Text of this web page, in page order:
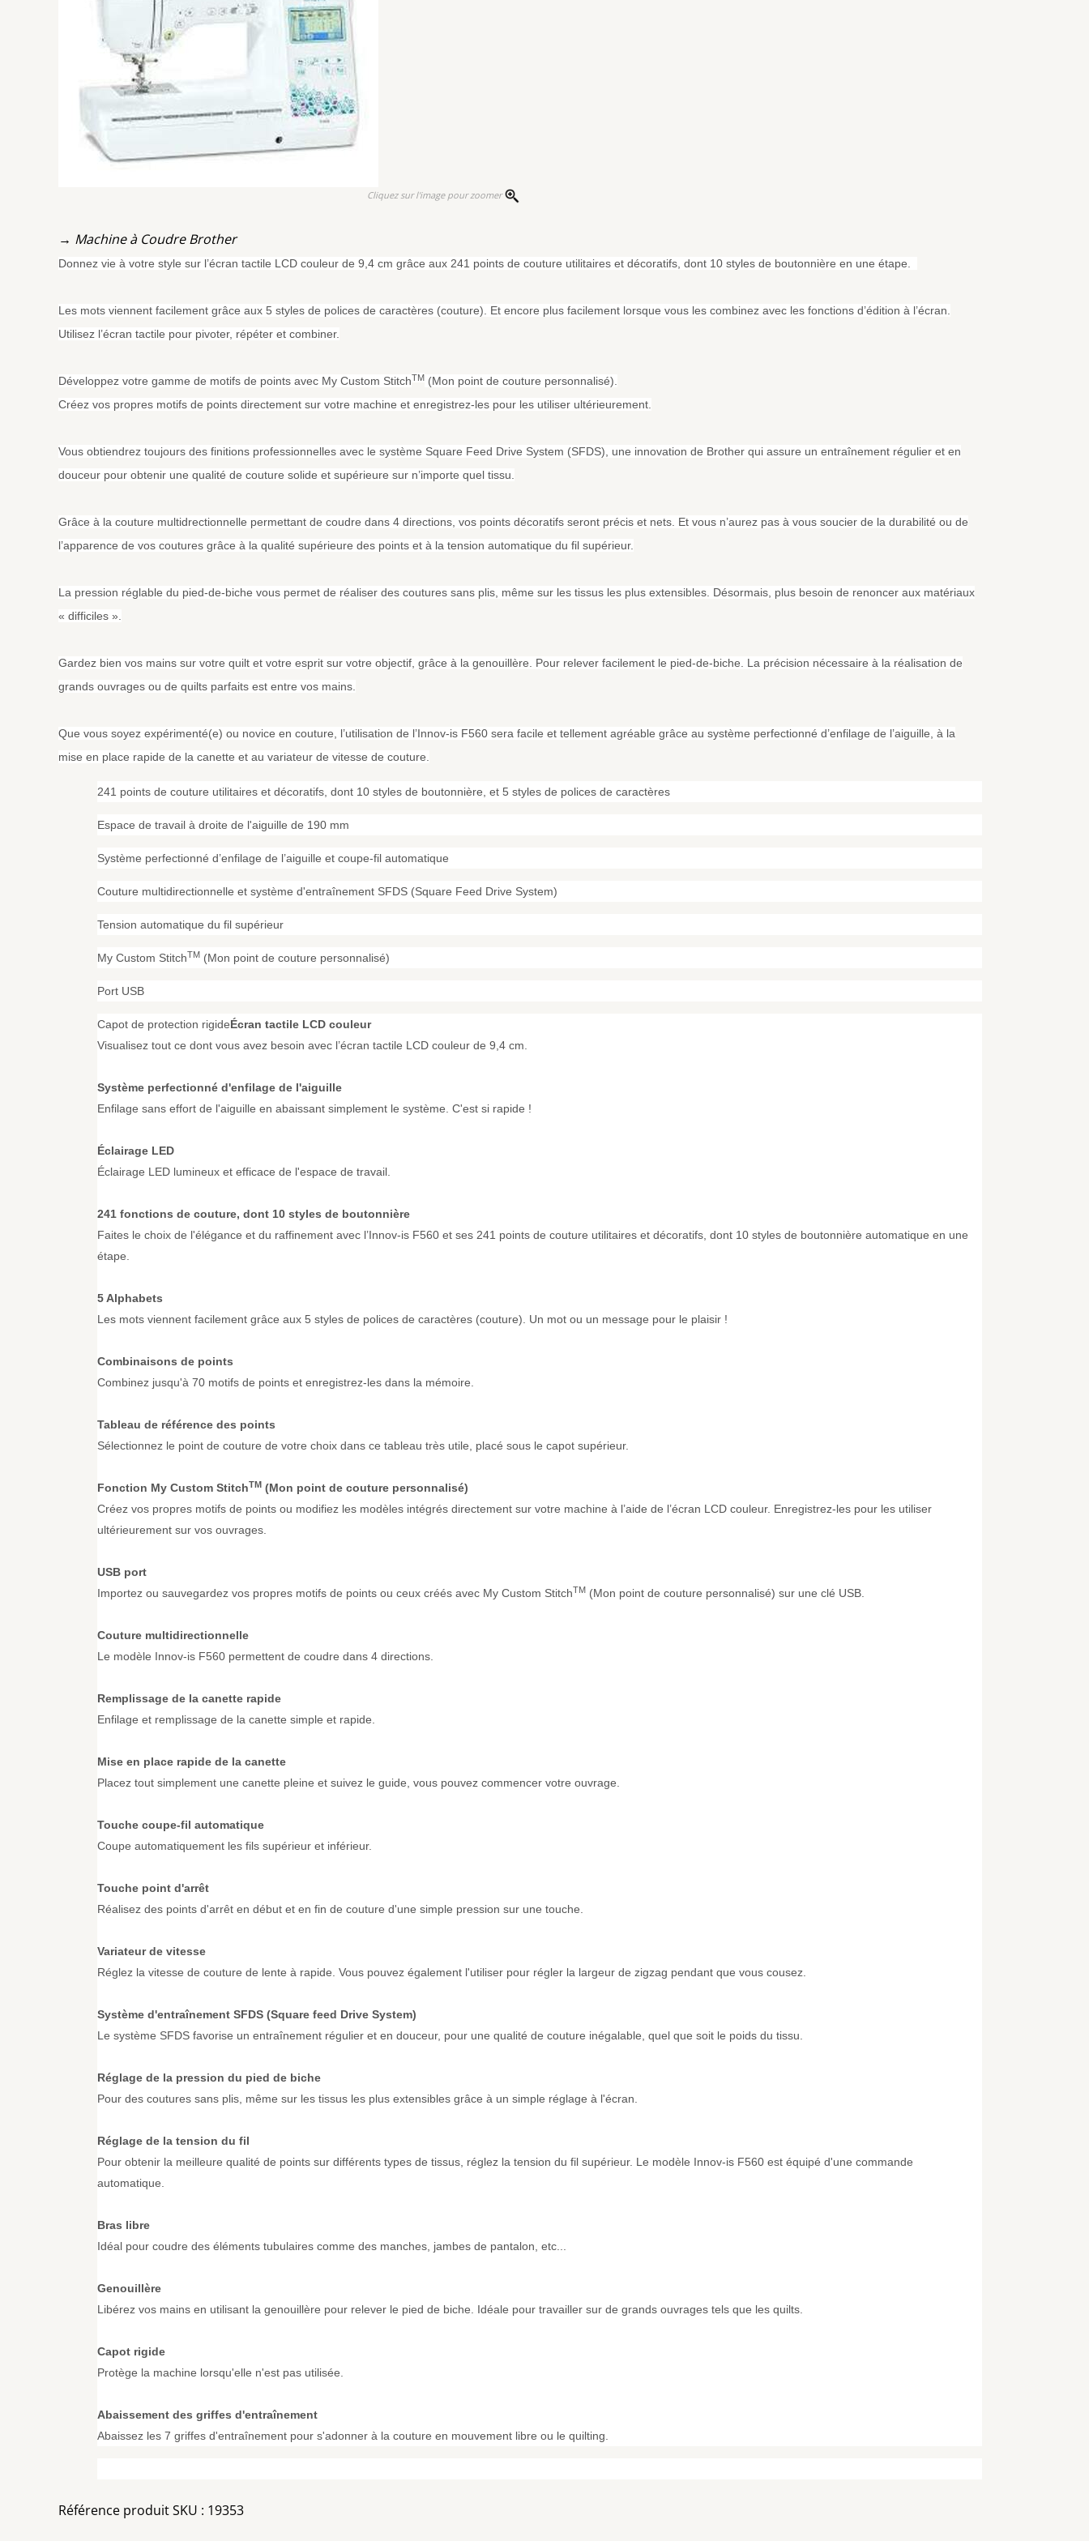
Cliquez sur l'image pour zoomer
→ Machine à Coudre Brother
Donnez vie à votre style sur l’écran tactile LCD couleur de 9,4 cm grâce aux 241 points de couture utilitaires et décoratifs, dont 10 styles de boutonnière en une étape.
Les mots viennent facilement grâce aux 5 styles de polices de caractères (couture). Et encore plus facilement lorsque vous les combinez avec les fonctions d’édition à l’écran.
Utilisez l’écran tactile pour pivoter, répéter et combiner.
Développez votre gamme de motifs de points avec My Custom StitchTM (Mon point de couture personnalisé).
Créez vos propres motifs de points directement sur votre machine et enregistrez-les pour les utiliser ultérieurement.
Vous obtiendrez toujours des finitions professionnelles avec le système Square Feed Drive System (SFDS), une innovation de Brother qui assure un entraînement régulier et en
douceur pour obtenir une qualité de couture solide et supérieure sur n’importe quel tissu.
Grâce à la couture multidrectionnelle permettant de coudre dans 4 directions, vos points décoratifs seront précis et nets. Et vous n’aurez pas à vous soucier de la durabilité ou de
l’apparence de vos coutures grâce à la qualité supérieure des points et à la tension automatique du fil supérieur.
La pression réglable du pied-de-biche vous permet de réaliser des coutures sans plis, même sur les tissus les plus extensibles. Désormais, plus besoin de renoncer aux matériaux
« difficiles ».
Gardez bien vos mains sur votre quilt et votre esprit sur votre objectif, grâce à la genouillère. Pour relever facilement le pied-de-biche. La précision nécessaire à la réalisation de
grands ouvrages ou de quilts parfaits est entre vos mains.
Que vous soyez expérimenté(e) ou novice en couture, l’utilisation de l’Innov-is F560 sera facile et tellement agréable grâce au système perfectionné d’enfilage de l’aiguille, à la
mise en place rapide de la canette et au variateur de vitesse de couture.
241 points de couture utilitaires et décoratifs, dont 10 styles de boutonnière, et 5 styles de polices de caractères
Espace de travail à droite de l'aiguille de 190 mm
Système perfectionné d’enfilage de l’aiguille et coupe-fil automatique
Couture multidirectionnelle et système d'entraînement SFDS (Square Feed Drive System)
Tension automatique du fil supérieur
My Custom StitchTM (Mon point de couture personnalisé)
Port USB
Capot de protection rigideÉcran tactile LCD couleur
Visualisez tout ce dont vous avez besoin avec l’écran tactile LCD couleur de 9,4 cm.
Système perfectionné d'enfilage de l'aiguille
Enfilage sans effort de l'aiguille en abaissant simplement le système. C'est si rapide !
Éclairage LED
Éclairage LED lumineux et efficace de l'espace de travail.
241 fonctions de couture, dont 10 styles de boutonnière
Faites le choix de l'élégance et du raffinement avec l’Innov-is F560 et ses 241 points de couture utilitaires et décoratifs, dont 10 styles de boutonnière automatique en une
étape.
5 Alphabets
Les mots viennent facilement grâce aux 5 styles de polices de caractères (couture). Un mot ou un message pour le plaisir !
Combinaisons de points
Combinez jusqu'à 70 motifs de points et enregistrez-les dans la mémoire.
Tableau de référence des points
Sélectionnez le point de couture de votre choix dans ce tableau très utile, placé sous le capot supérieur.
Fonction My Custom StitchTM (Mon point de couture personnalisé)
Créez vos propres motifs de points ou modifiez les modèles intégrés directement sur votre machine à l’aide de l’écran LCD couleur. Enregistrez-les pour les utiliser
ultérieurement sur vos ouvrages.
USB port
Importez ou sauvegardez vos propres motifs de points ou ceux créés avec My Custom StitchTM (Mon point de couture personnalisé) sur une clé USB.
Couture multidirectionnelle
Le modèle Innov-is F560 permettent de coudre dans 4 directions.
Remplissage de la canette rapide
Enfilage et remplissage de la canette simple et rapide.
Mise en place rapide de la canette
Placez tout simplement une canette pleine et suivez le guide, vous pouvez commencer votre ouvrage.
Touche coupe-fil automatique
Coupe automatiquement les fils supérieur et inférieur.
Touche point d'arrêt
Réalisez des points d'arrêt en début et en fin de couture d'une simple pression sur une touche.
Variateur de vitesse
Réglez la vitesse de couture de lente à rapide. Vous pouvez également l'utiliser pour régler la largeur de zigzag pendant que vous cousez.
Système d'entraînement SFDS (Square feed Drive System)
Le système SFDS favorise un entraînement régulier et en douceur, pour une qualité de couture inégalable, quel que soit le poids du tissu.
Réglage de la pression du pied de biche
Pour des coutures sans plis, même sur les tissus les plus extensibles grâce à un simple réglage à l'écran.
Réglage de la tension du fil
Pour obtenir la meilleure qualité de points sur différents types de tissus, réglez la tension du fil supérieur. Le modèle Innov-is F560 est équipé d'une commande
automatique.
Bras libre
Idéal pour coudre des éléments tubulaires comme des manches, jambes de pantalon, etc...
Genouillère
Libérez vos mains en utilisant la genouillère pour relever le pied de biche. Idéale pour travailler sur de grands ouvrages tels que les quilts.
Capot rigide
Protège la machine lorsqu'elle n'est pas utilisée.
Abaissement des griffes d'entraînement
Abaissez les 7 griffes d'entraînement pour s'adonner à la couture en mouvement libre ou le quilting.
Référence produit SKU : 19353